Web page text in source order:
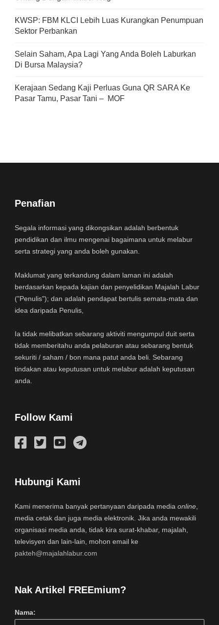
KWSP: FBM KLCI Lebih Luas Kurangkan Penumpuan
Sektor Perbankan
Selain Saham, Apa Lagi Yang Anda Boleh Laburkan
Di Bursa Malaysia?
Kerajaan Sedang Kaji Perluas Guna QR SARA Ke
Pasar Tamu, Pasar Tani – MOF
Penafian
Segala informasi yang dikongsikan adalah berbentuk
pendidikan dan ilmu mengenai bagaimana untuk melabur
serta strategi yang anda boleh gunakan.
Maklumat yang terkandung dalam laman ini adalah
berdasarkan kepada kajian dan penyelidikan Majalah Labur
("Penulis"); dan adalah pendapat bertulis semata-mata dan
idea daripada Penulis,
Ia tidak melibatkan sebarang aktiviti mengumpul duit serta
tidak memberitahu anda pelaburan atau sebarang bentuk
sekuriti / saham / bon mana patut anda beli. Sebarang
tindakan atau keputusan untuk melabur adalah keputusan
anda.
Follow Kami
Hubungi Kami
Kami menerima banyak pertanyaan daripada media online
media cetak dan juga media elektronik. Jika anda mewakili
organisasi media anda, tidak kira surat-khabar, majalah,
televisyen dan lain-lain, mohon email ke
pakteh@majalahlabur.com
Nak Artikel FREEmium?
Nama: